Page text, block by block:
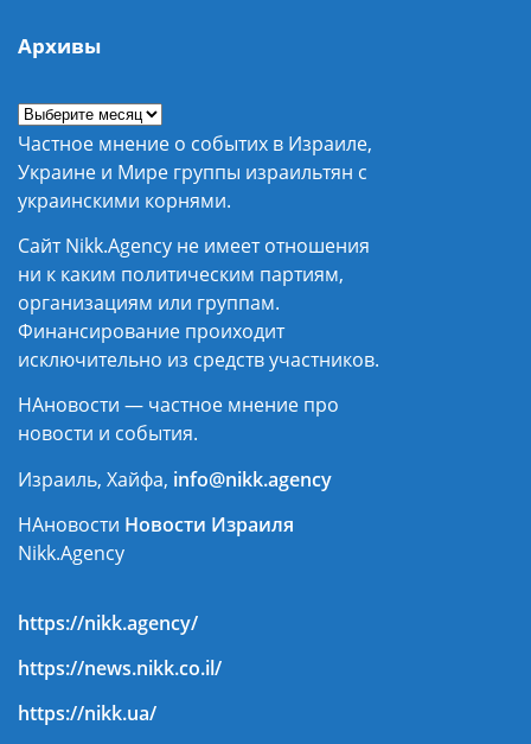
Архивы
Частное мнение о событих в Израиле,
Украине и Мире группы израильтян с
украинскими корнями.
Сайт Nikk.Agency не имеет отношения
ни к каким политическим партиям,
организациям или группам.
Финансирование проиходит
исключительно из средств участников.
НАновости — частное мнение про
новости и события.
Израиль, Хайфа, info@nikk.agency
НАновости Новости Израиля
Nikk.Agency
https://nikk.agency/
https://news.nikk.co.il/
https://nikk.ua/